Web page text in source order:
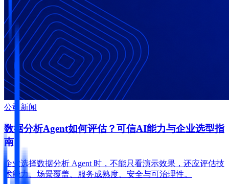
公司新闻
数据分析Agent如何评估？可信AI能力与企业选型指
南
企业选择数据分析 Agent 时，不能只看演示效果，还应评估技
术能力、场景覆盖、服务成熟度、安全与可治理性。